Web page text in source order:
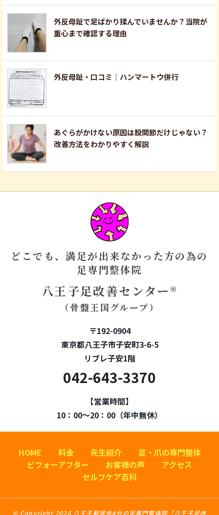
外反母趾で足ばかり揉んでいませんか？当院が
重心まで確認する理由
外反母趾・口コミ｜ハンマートウ併行
あぐらがかけない原因は股関節だけじゃない？
改善方法をわかりやすく解説
どこでも、満足が出来なかった方の為の
足専門整体院
八王子足改善センター®
（骨盤王国グループ）
〒192-0904
東京都八王子市子安町3-6-5
リブレ子安1階
042-643-3370
【営業時間】
10：00～20：00（年中無休）
HOME 料金 先生紹介
足・爪の専門整体
ビフォーアフター
お客様の声
アクセス
セルフケア百科
© Copyright 2026 八王子駅徒歩4分の足専門整体院「八王子足改